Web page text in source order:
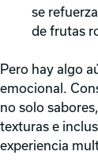
se
de frutas
Pero hay algo
emocional.
no solo
texturas e
experiencia